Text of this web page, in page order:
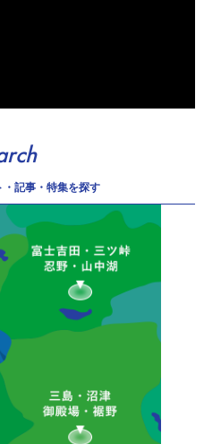
・記事・特集を探す